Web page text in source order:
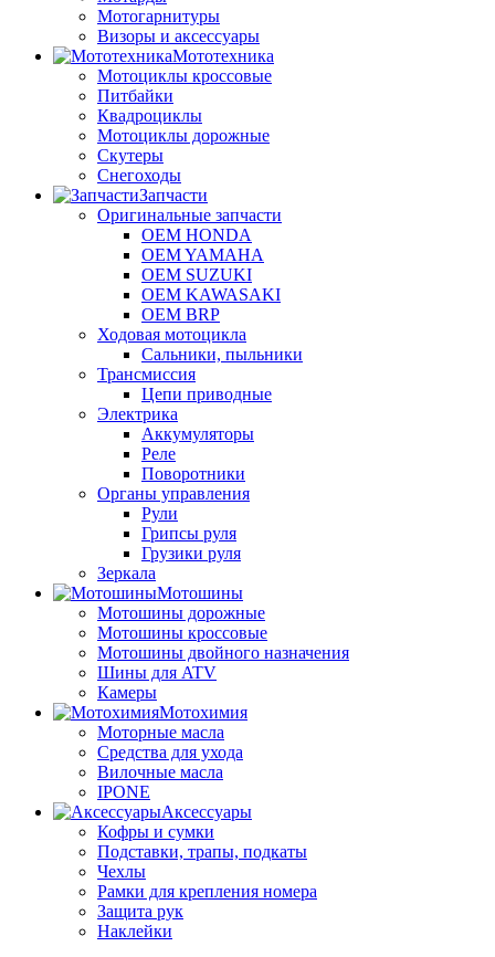
Мотогарнитуры
Визоры и аксессуары
Мототехника
Мотоциклы кроссовые
Питбайки
Квадроциклы
Мотоциклы дорожные
Скутеры
Снегоходы
Запчасти
Оригинальные запчасти
OEM HONDA
OEM YAMAHA
OEM SUZUKI
OEM KAWASAKI
OEM BRP
Ходовая мотоцикла
Сальники, пыльники
Трансмиссия
Цепи приводные
Электрика
Аккумуляторы
Реле
Поворотники
Органы управления
Рули
Грипсы руля
Грузики руля
Зеркала
Мотошины
Мотошины дорожные
Мотошины кроссовые
Мотошины двойного назначения
Шины для ATV
Камеры
Мотохимия
Моторные масла
Средства для ухода
Вилочные масла
IPONE
Аксессуары
Кофры и сумки
Подставки, трапы, подкаты
Чехлы
Рамки для крепления номера
Защита рук
Наклейки